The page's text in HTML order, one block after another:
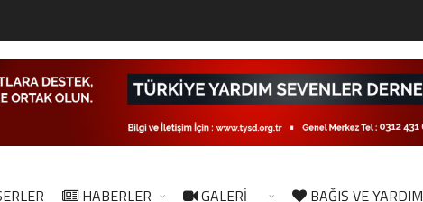
HABERLER GALERİ BAĞIŞ VE YARDIM